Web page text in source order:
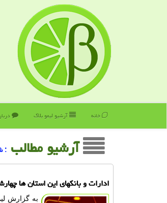
خانه آرشیو لیمو بلاگ
آرشیو مطالب :
ادارات و بانکهای این استان ها
به گزارش